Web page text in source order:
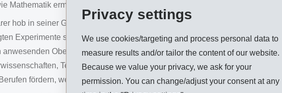
Privacy settings
We use cookies/targeting and process personal data to
measure results and/or tailor the content of our website.
Because we value your privacy, we ask for your
permission. You can change/adjust your consent at any
Mathematik ermöglicht. Das Motto lautet "Berühren, Erleben, Staunen".
hob in seiner Grussbotschaft die Bedeutung der Initiative für die Gemeinde
Experimente sprächen alle Altersgruppen an. Es sei insbesondere für die
Oberstufenschüler wichtig, sich mit der faszinierenden MINT-Welt
Technik) auseinanderzusetzen. Das könne den Zugang zu
fördern, welche für Gemeinden wie Zernez von Bedeutung sind.